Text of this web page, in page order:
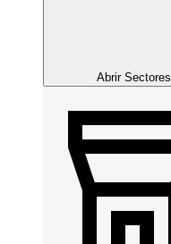
Abrir Sectores